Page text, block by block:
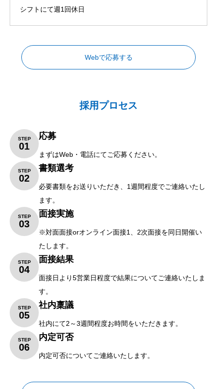
シフトにて週1回休日
Webで応募する
採用プロセス
STEP
01
応募
まずはWeb ・電話にてご応募ください。
STEP
02
書類選考
必要書類をお送りいただき、 1週間程度でご連絡いたし
ます。
STEP
03
面接実施
※対面面接orオンライン面接1、 2次面接を同日開催い
たします。
STEP
04
面接結果
面接日より5営業日程度で結果についてご連絡いたしま
す。
STEP
05
社内稟議
社内にて2 ～3週間程度お時間をいただきます。
STEP
06
内定可否
内定可否についてご連絡いたします。